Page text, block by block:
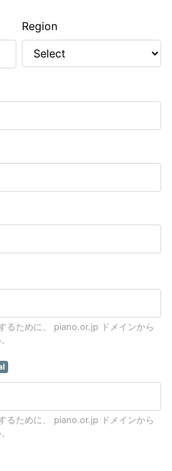
Region
るために、 piano.or.jp ドメインから
るために、 piano.or.jp ドメインから